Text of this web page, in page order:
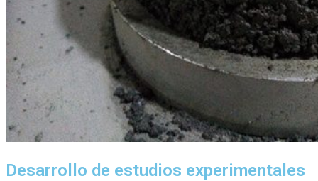
Desarrollo de estudios experimentales